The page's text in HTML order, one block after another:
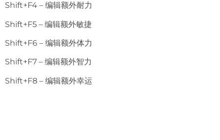
Shift+F4 – 编辑额外耐力
Shift+F5 – 编辑额外敏捷
Shift+F6 – 编辑额外体力
Shift+F7 – 编辑额外智力
Shift+F8 – 编辑额外幸运